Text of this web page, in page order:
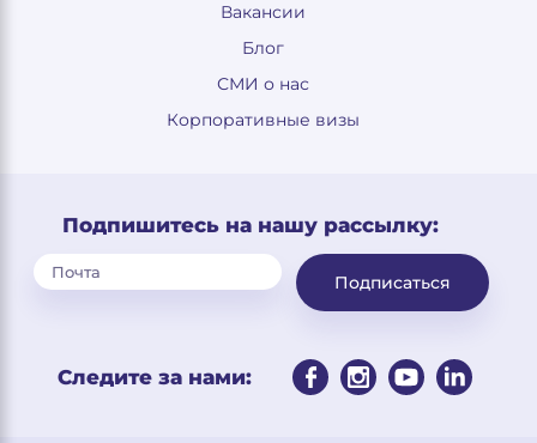
Вакансии
Блог
СМИ о нас
Корпоративные визы
Подпишитесь на нашу рассылку:
Подписаться
Следите за нами: